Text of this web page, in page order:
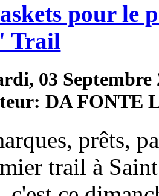
pour le
Trail
03 Septembre
DA FONTE
prêts,
trail à Saint